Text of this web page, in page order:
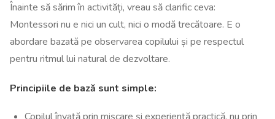
Înainte să sărim în activități, vreau să clarific ceva:
Montessori nu e nici un cult, nici o modă trecătoare. E o
abordare bazată pe observarea copilului și pe respectul
pentru ritmul lui natural de dezvoltare.
Principiile de bază sunt simple: